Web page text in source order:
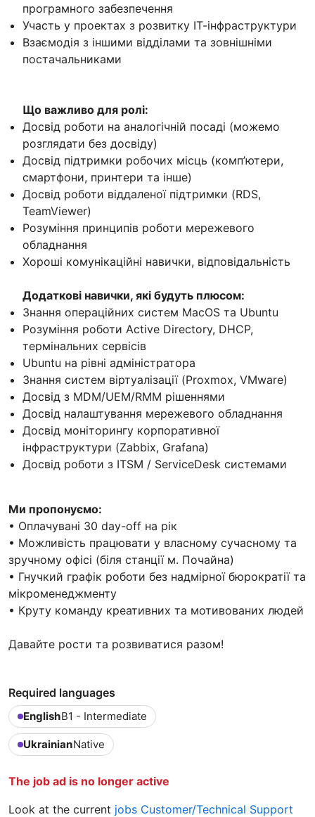
програмного забезпечення
Участь у проектах з розвитку ІТ-інфраструктури
Взаємодія з іншими відділами та зовнішніми
постачальниками
Що важливо для ролі:
Досвід роботи на аналогічній посаді (можемо
розглядати без досвіду)
Досвід підтримки робочих місць (комп’ютери,
смартфони, принтери та інше)
Досвід роботи віддаленої підтримки (RDS,
TeamViewer)
Розуміння принципів роботи мережевого
обладнання
Хороші комунікаційні навички, відповідальність
Додаткові навички, які будуть плюсом:
Знання операційних систем MacOS та Ubuntu
Розуміння роботи Active Directory, DHCP,
термінальних сервісів
Ubuntu на рівні адміністратора
Знання систем віртуалізації (Proxmox, VMware)
Досвід з MDM/UEM/RMM рішеннями
Досвід налаштування мережевого обладнання
Досвід моніторингу корпоративної
інфраструктури (Zabbix, Grafana)
Досвід роботи з ITSM / ServiceDesk системами
Ми пропонуємо:
• Оплачувані 30 day-off на рік
• Можливість працювати у власному сучасному та
зручному офісі (біля станції м. Почайна)
• Гнучкий графік роботи без надмірної бюрократії та
мікроменеджменту
• Круту команду креативних та мотивованих людей
Давайте рости та розвиватися разом!
Required languages
EnglishB1 - Intermediate
UkrainianNative
The job ad is no longer active
Look at the current jobs Customer/Technical Support